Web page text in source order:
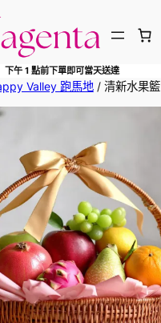
下午 1 點前下單即可當天送達
Valley 跑馬地/ 清新水果籃